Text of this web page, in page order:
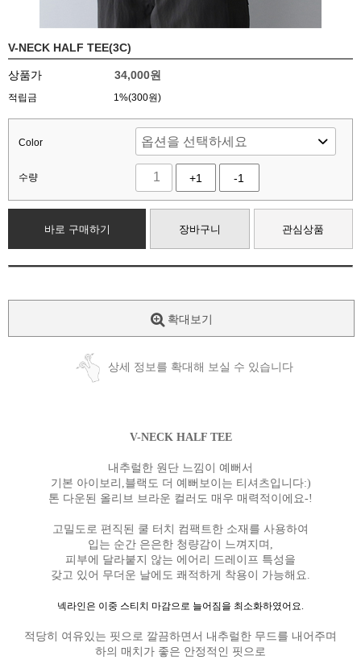
V-NECK HALF TEE(3C)
상품가 34,000원
적립금 1%(300원)
Color
수량 +1 -1
바로 구매하기 장바구니 관심상품
확대보기
상세 정보를 확대해 보실 수 있습니다
V-NECK HALF TEE
내추럴한 원단 느낌이 예뻐서
기본 아이보리,블랙도 더 예뻐보이는 티셔츠입니다:)
톤 다운된 올리브 브라운 컬러도 매우 매력적이에요-!
고밀도로 편직된 쿨 터치 컴팩트한 소재를 사용하여
입는 순간 은은한 청량감이 느껴지며,
피부에 달라붙지 않는 에어리 드레이프 특성을
갖고 있어 무더운 날에도 쾌적하게 착용이 가능해요.
넥라인은 이중 스티치 마감으로 늘어짐을 최소화하였어요.
적당히 여유있는 핏으로 깔끔하면서 내추럴한 무드를 내어주며
하의 매치가 좋은 안정적인 핏으로